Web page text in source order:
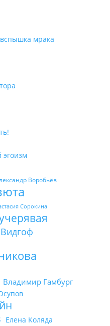
мрака
Воробьёв
Сорокина
Владимир Гамбург
Елена Коляда